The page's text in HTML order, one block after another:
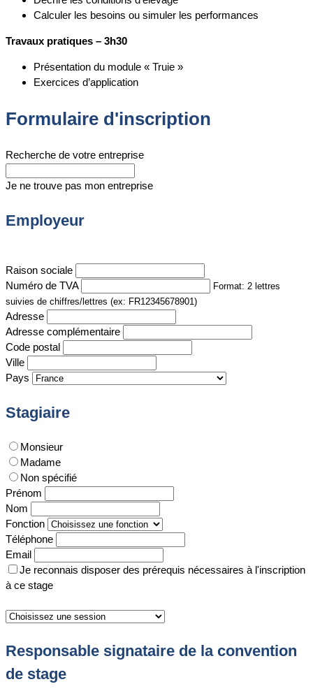
Calculer les besoins ou simuler les performances
Travaux pratiques – 3h30
Présentation du module « Truie »
Exercices d’application
Formulaire d'inscription
Recherche de votre entreprise
Je ne trouve pas mon entreprise
Employeur
Raison sociale
Numéro de TVA
Format: 2 lettres
suivies de chiffres/lettres (ex: FR12345678901)
Adresse
Adresse complémentaire
Code postal
Ville
Pays
Stagiaire
Monsieur
Madame
Non spécifié
Prénom
Nom
Fonction
Téléphone
Email
Je reconnais disposer des prérequis nécessaires à l'inscription
à ce stage
Responsable signataire de la convention
de stage